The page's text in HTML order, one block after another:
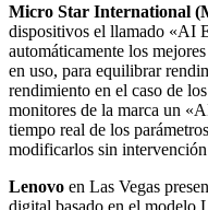
Micro Star International
dispositivos el llamado «AI
automáticamente los
en uso, para equilibrar
rendimiento en el caso de
monitores de la marca un
tiempo real de los
modificarlos sin
Lenovo en Las Vegas
digital basado en el modelo